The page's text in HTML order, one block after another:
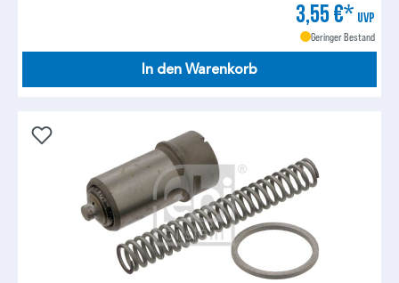
3,55 €* UVP
Geringer Bestand
In den Warenkorb